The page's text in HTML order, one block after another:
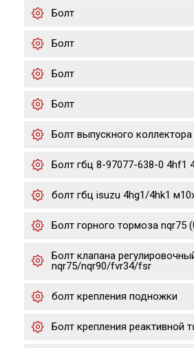
Болт
Болт
Болт
Болт
Болт выпускного коллектора
Болт гбц 8-97077-638-0 4hf1
болт гбц isuzu 4hg1/4hk1
Болт горного тормоза nqr75
Болт клапана
nqr75/nqr90/fvr34/fsr
болт крепления подножки
Болт крепления реактивной